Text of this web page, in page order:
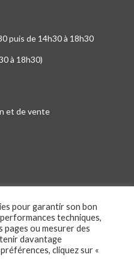
puis de 14h30 à 18h30
à 18h30)
et de vente
pour garantir son bon
techniques,
ou mesurer des
davantage
cliquez sur «